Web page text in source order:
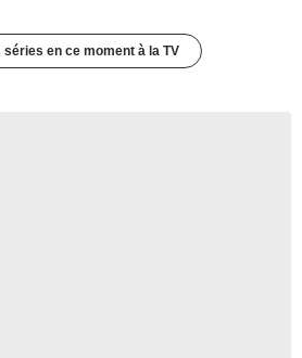
en ce moment à la TV